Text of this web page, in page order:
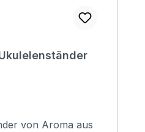
von Aroma aus